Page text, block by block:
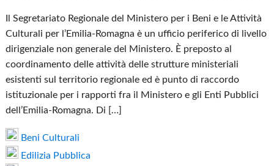
Il Segretariato Regionale del Ministero per i Beni e le Attività
Culturali per l’Emilia-Romagna è un ufficio periferico di livello
dirigenziale non generale del Ministero. È preposto al
coordinamento delle attività delle strutture ministeriali
esistenti sul territorio regionale ed è punto di raccordo
istituzionale per i rapporti fra il Ministero e gli Enti Pubblici
dell’Emilia-Romagna. Di […]
Beni Culturali
Edilizia Pubblica